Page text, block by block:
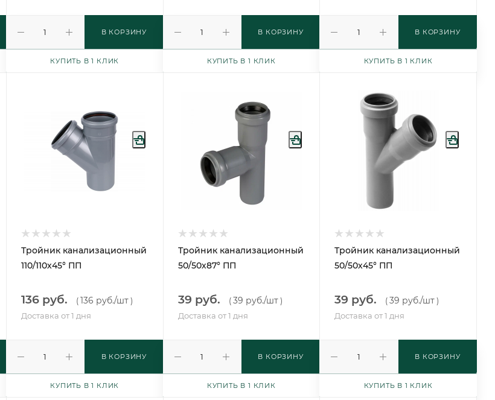
В КОРЗИНУ
КУПИТЬ В 1 КЛИК
В КОРЗИНУ
КУПИТЬ В 1 КЛИК
В КОРЗИНУ
КУПИТЬ В 1 КЛИК
Тройник канализационный
110/110х45° ПП
136 руб. (136 руб./шт )
Доставка от 1 дня
В КОРЗИНУ
КУПИТЬ В 1 КЛИК
Тройник канализационный
50/50х87° ПП
39 руб. (39 руб./шт )
Доставка от 1 дня
В КОРЗИНУ
КУПИТЬ В 1 КЛИК
Тройник канализационный
50/50х45° ПП
39 руб. (39 руб./шт )
Доставка от 1 дня
В КОРЗИНУ
КУПИТЬ В 1 КЛИК